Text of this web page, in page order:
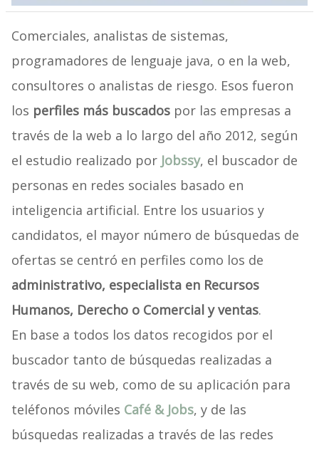
Comerciales, analistas de sistemas,
programadores de lenguaje java, o en la web,
consultores o analistas de riesgo. Esos fueron
los perfiles más buscadospor las empresas a
través de la web a lo largo del año 2012, según
el estudio realizado por Jobssy, el buscador de
personas en redes sociales basado en
inteligencia artificial. Entre los usuarios y
candidatos, el mayor número de búsquedas de
ofertas se centró en perfiles como los de
administrativo, especialista en Recursos
Humanos, Derecho o Comercial y ventas.
En base a todos los datos recogidos por el
buscador tanto de búsquedas realizadas a
través de su web, como de su aplicación para
teléfonos móviles Café & Jobs, y de las
búsquedas realizadas a través de las redes